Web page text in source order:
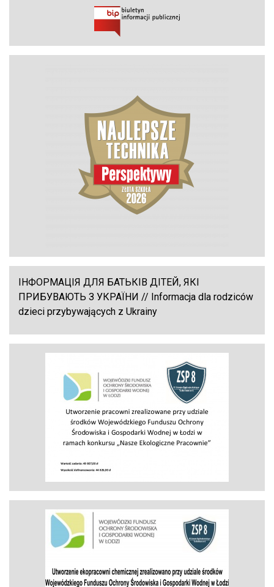
ІНФОРМАЦІЯ ДЛЯ БАТЬКІВ ДІТЕЙ, ЯКІ
ПРИБУВАЮТЬ З УКРАЇНИ // Informacja dla rodziców
dzieci przybywających z Ukrainy